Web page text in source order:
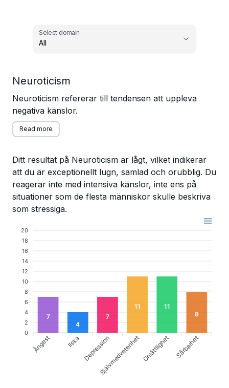
Select domain
All
Neuroticism
Neuroticism refererar till tendensen att uppleva
negativa känslor.
Read more
Ditt resultat på Neuroticism är lågt, vilket indikerar
att du är exceptionellt lugn, samlad och orubblig. Du
reagerar inte med intensiva känslor, inte ens på
situationer som de flesta människor skulle beskriva
som stressiga.
20
18
16
14
12
10
8
6
4
2
0
7
4
7
11
11
8
Ångest Ilska DepressionSjälvmedvetenhet Omåttlighet Sårbarhet